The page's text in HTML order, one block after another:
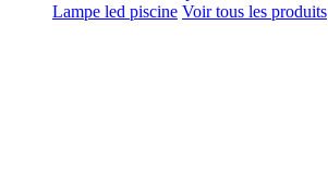
Lampe led piscine Voir tous les produits